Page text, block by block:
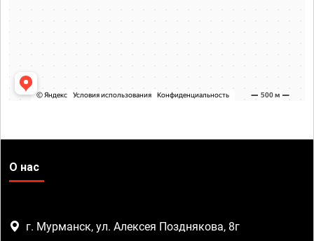
О нас
г. Мурманск, ул. Алексея Позднякова, 8г